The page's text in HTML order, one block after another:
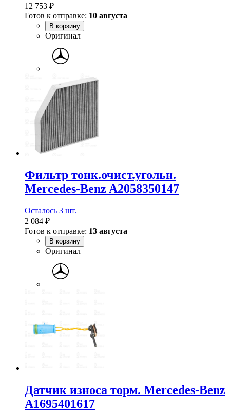
12 753 ₽
Готов к отправке: 10 августа
В корзину
Оригинал
Фильтр тонк.очист.угольн.
Mercedes-Benz A2058350147
Осталось 3 шт.
2 084 ₽
Готов к отправке: 13 августа
В корзину
Оригинал
Датчик износа торм. Mercedes-Benz
A1695401617